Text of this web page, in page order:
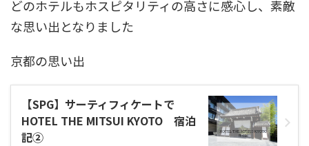
どのホテルもホスピタリティの高さに感心し、素敵
な思い出となりました
京都の思い出
【SPG】サーティフィケートで
HOTEL THE MITSUI KYOTO 宿泊
記②